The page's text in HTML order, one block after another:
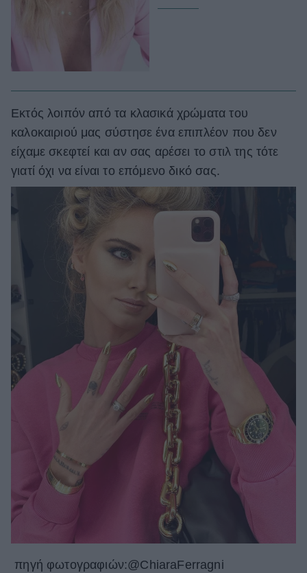
Εκτός λοιπόν από τα κλασικά χρώματα του
καλοκαιριού μας σύστησε ένα επιπλέον που δεν
είχαμε σκεφτεί και αν σας αρέσει το στιλ της τότε
γιατί όχι να είναι το επόμενο δικό σας.
πηγή φωτογραφιών:@ChiaraFerragni